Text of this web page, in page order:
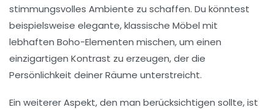
stimmungsvolles Ambiente zu schaffen. Du könntest
beispielsweise elegante, klassische Möbel mit
lebhaften Boho-Elementen mischen, um einen
einzigartigen Kontrast zu erzeugen, der die
Persönlichkeit deiner Räume unterstreicht.
Ein weiterer Aspekt, den man berücksichtigen sollte, ist